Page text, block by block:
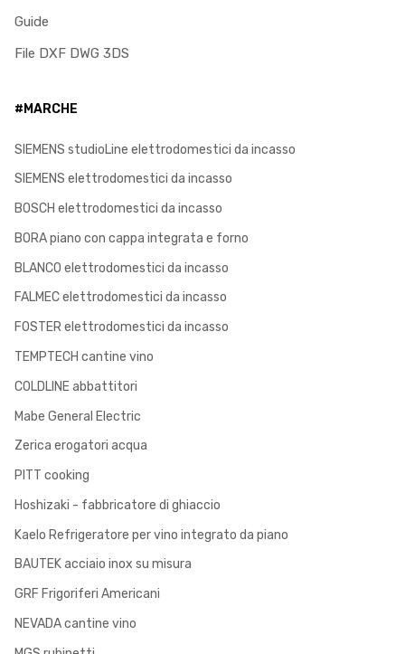
Guide
File DXF DWG 3DS
#MARCHE
SIEMENS studioLine elettrodomestici da incasso
SIEMENS elettrodomestici da incasso
BOSCH elettrodomestici da incasso
BORA piano con cappa integrata e forno
BLANCO elettrodomestici da incasso
FALMEC elettrodomestici da incasso
FOSTER elettrodomestici da incasso
TEMPTECH cantine vino
COLDLINE abbattitori
Mabe General Electric
Zerica erogatori acqua
PITT cooking
Hoshizaki - fabbricatore di ghiaccio
Kaelo Refrigeratore per vino integrato da piano
BAUTEK acciaio inox su misura
GRF Frigoriferi Americani
NEVADA cantine vino